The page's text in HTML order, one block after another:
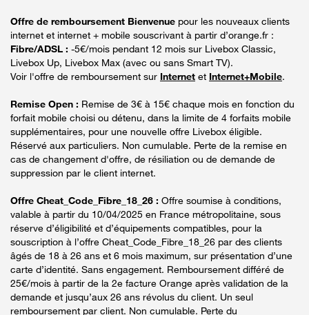
Offre de remboursement Bienvenue pour les nouveaux clients
internet et internet + mobile souscrivant à partir d’orange.fr :
Fibre/ADSL : -5€/mois pendant 12 mois sur Livebox Classic,
Livebox Up, Livebox Max (avec ou sans Smart TV).
Voir l'offre de remboursement sur Internet et Internet+Mobile.
Remise Open : Remise de 3€ à 15€ chaque mois en fonction du
forfait mobile choisi ou détenu, dans la limite de 4 forfaits mobile
supplémentaires, pour une nouvelle offre Livebox éligible.
Réservé aux particuliers. Non cumulable. Perte de la remise en
cas de changement d'offre, de résiliation ou de demande de
suppression par le client internet.
Offre Cheat_Code_Fibre_18_26 : Offre soumise à conditions,
valable à partir du 10/04/2025 en France métropolitaine, sous
réserve d’éligibilité et d’équipements compatibles, pour la
souscription à l’offre Cheat_Code_Fibre_18_26 par des clients
âgés de 18 à 26 ans et 6 mois maximum, sur présentation d’une
carte d’identité. Sans engagement. Remboursement différé de
25€/mois à partir de la 2e facture Orange après validation de la
demande et jusqu’aux 26 ans révolus du client. Un seul
remboursement par client. Non cumulable. Perte du